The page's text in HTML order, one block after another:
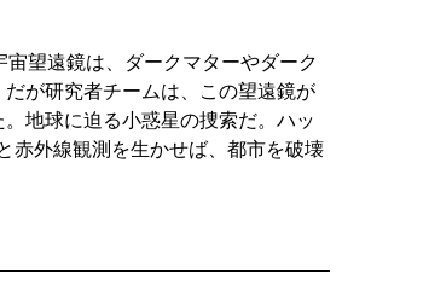
望遠鏡は、ダークマターやダーク
が研究者チームは、この望遠鏡が
地球に迫る小惑星の捜索だ。ハッ
赤外線観測を生かせば、都市を破壊